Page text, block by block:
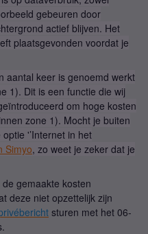
gebeuren door
actief blijven. Het
plaatsgevonden voordat je
aantal keer is genoemd werkt
1). Dit is een functie die wij
om hoge kosten
zone 1). Mocht je buiten
'’Internet in het
Simyo, zo weet je zeker dat je
gemaakte kosten
deze niet opzettelijk zijn
sturen met het 06-